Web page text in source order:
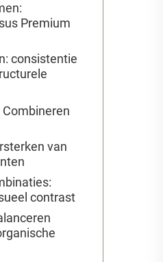
Premium
consistentie
Combineren
van
contrast